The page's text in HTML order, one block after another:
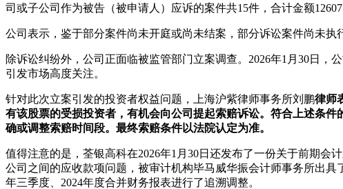
司或子公司作为被告（被申请人）应诉的案件共15件，合计金额
公司表示，鉴于部分案件尚未开庭或尚未结案，部分诉讼案件尚未执
除诉讼纠纷外，公司正面临被监管部门立案调查。2026年1月30日
引发市场高度关注。
针对此次立案引发的投资者权益问题，上海沪紫律师事务所刘鹏律师
有该股票的受损投资者，有机会向公司提起索赔诉讼。符合上述条
确或调整索赔时间段。最终索赔条件以法院认定为准。
值得注意的是，荃银高科在2026年1月30日还发布了一份关于前期会
公司之间的应收款项问题，被审计机构毕马威华振会计师事务所出
年三季度、2024年度合并财务报表进行了追溯调整。